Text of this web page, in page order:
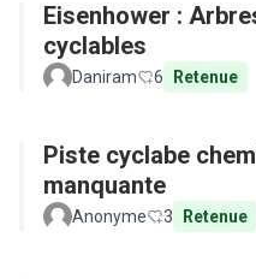
Eisenhower :
cyclables
Daniram 6 Retenue
Piste cyclabe
manquante
Anonyme 3 Retenue